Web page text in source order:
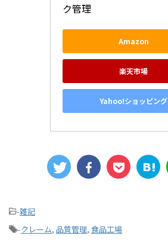
ク管理
Amazon
楽天市場
Yahoo!ショッピング
-雑記
-クレーム, 品質管理, 食品工場